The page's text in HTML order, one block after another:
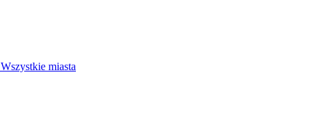
Wszystkie miasta